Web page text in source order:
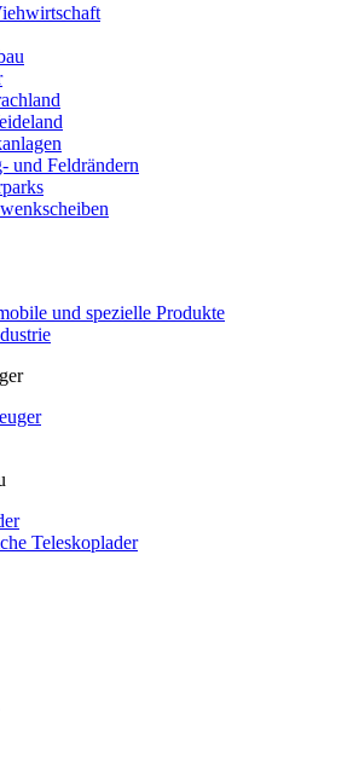
und Feldrändern
und spezielle Produkte
Teleskoplader